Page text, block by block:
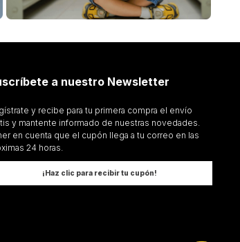
a nuestro Newsletter
y recibe para tu primera compra el envío
y mantente informado de nuestras novedades.
en cuenta que el cupón llega a tu correo en las
24 horas.
¡Haz clic para recibir tu cupón!